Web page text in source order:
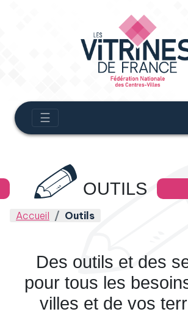
☰
OUTILS
Accueil Outils
Des outils et des
pour tous les
villes et de vos